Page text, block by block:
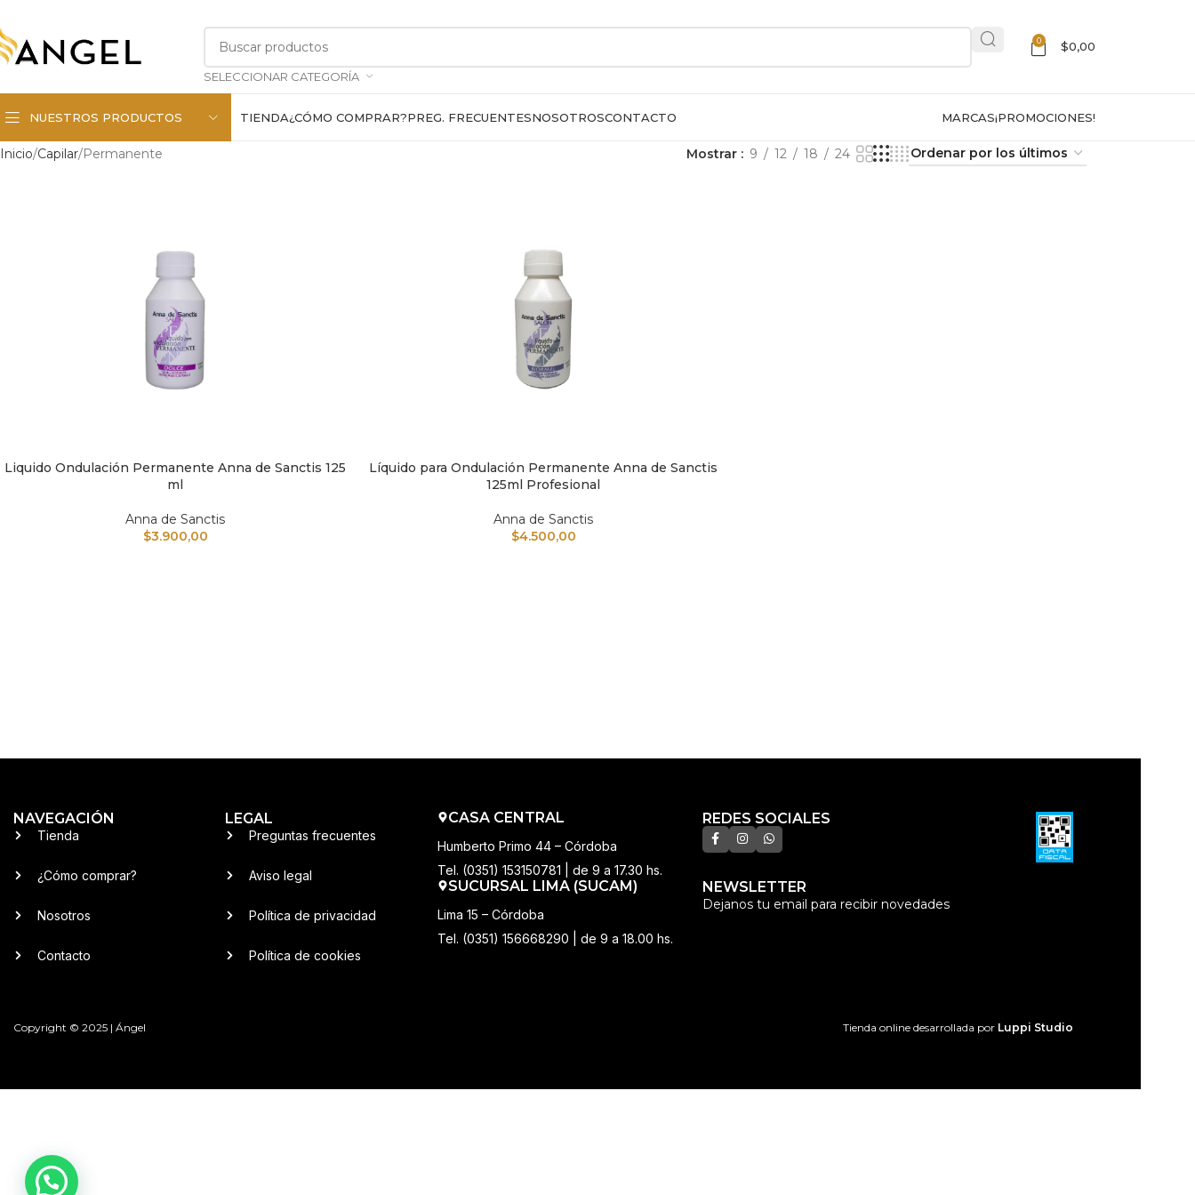
SELECCIONAR CATEGORÍA
0 $0,00
NUESTROS PRODUCTOS TIENDA¿CÓMO COMPRAR?PREG. FRECUENTESNOSOTROSCONTACTO MARCAS¡PROMOCIONES!
Inicio Capilar Permanente Mostrar 9 12 18 24
AÑADIR AL CARRITO
Liquido Ondulación Permanente Anna de Sanctis 125
ml
Anna de Sanctis
$3.900,00
AÑADIR AL CARRITO
Líquido para Ondulación Permanente Anna de Sanctis
125ml Profesional
Anna de Sanctis
$4.500,00
NAVEGACIÓN
Tienda
¿Cómo comprar?
Nosotros
Contacto
LEGAL
Preguntas frecuentes
Aviso legal
Política de privacidad
Política de cookies
CASA CENTRAL
Humberto Primo 44 – Córdoba
Tel. (0351) 153150781 | de 9 a 17.30 hs.
SUCURSAL LIMA (SUCAM)
Lima 15 – Córdoba
Tel. (0351) 156668290 | de 9 a 18.00 hs.
REDES SOCIALES
NEWSLETTER
Dejanos tu email para recibir novedades
Tienda online desarrollada por Luppi Studio
Copyright © 2025 | Ángel